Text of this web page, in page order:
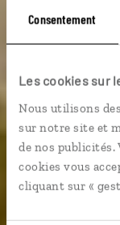
Consentement
Les cookies sur
Nous utilisons
sur notre site et
de nos publicités.
cookies vous
cliquant sur «
Circuit
Grands